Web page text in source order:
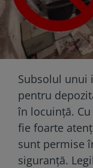
Subsolul unui
pentru
în locuință.
fie foarte
sunt permise
siguranță.